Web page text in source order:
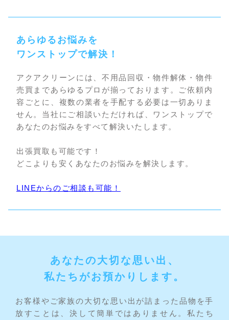
あらゆるお悩みを
ワンストップで解決！
アクアクリーンには、不用品回収・物件解体・物件
売買まであらゆるプロが揃っております。ご依頼内
容ごとに、複数の業者を手配する必要は一切ありま
せん。当社にご相談いただければ、ワンストップで
あなたのお悩みをすべて解決いたします。
出張買取も可能です！
どこよりも安くあなたのお悩みを解決します。
LINEからのご相談も可能！
あなたの大切な思い出、
私たちがお預かりします。
お客様やご家族の大切な思い出が詰まった品物を手
放すことは、決して簡単ではありません。私たち